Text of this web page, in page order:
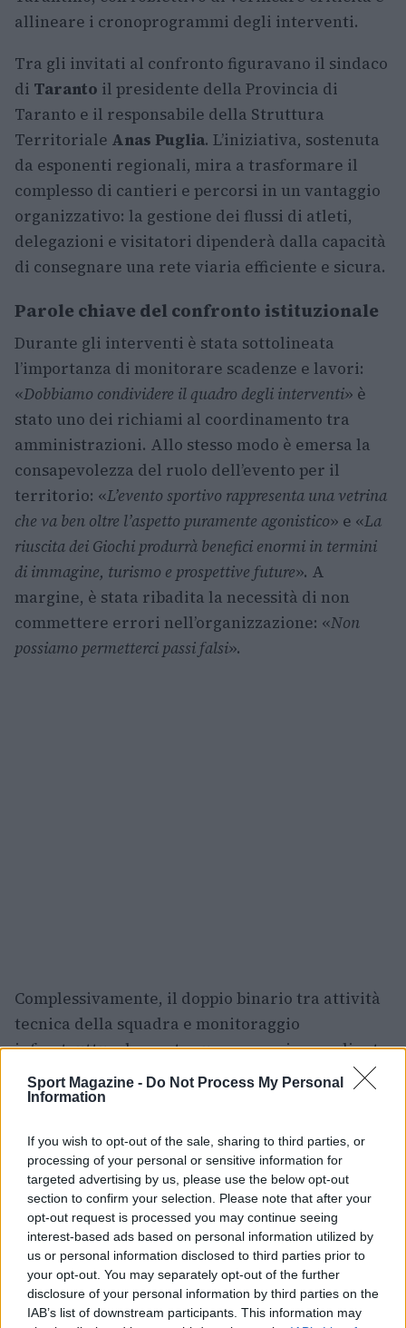
Sport Magazine - Do Not Process My Personal
Information
If you wish to opt-out of the sale, sharing to third parties, or
processing of your personal or sensitive information for
targeted advertising by us, please use the below opt-out
section to confirm your selection. Please note that after your
opt-out request is processed you may continue seeing
interest-based ads based on personal information utilized by
us or personal information disclosed to third parties prior to
your opt-out. You may separately opt-out of the further
disclosure of your personal information by third parties on the
IAB’s list of downstream participants. This information may
allineare i cronoprogrammi degli interventi.
Tra gli invitati al confronto figuravano il sindaco
di Taranto il presidente della Provincia di
Taranto e il responsabile della Struttura
Territoriale Anas Puglia. L’iniziativa, sostenuta
da esponenti regionali, mira a trasformare il
complesso di cantieri e percorsi in un vantaggio
organizzativo: la gestione dei flussi di atleti,
delegazioni e visitatori dipenderà dalla capacità
di consegnare una rete viaria efficiente e sicura.
Parole chiave del confronto istituzionale
Durante gli interventi è stata sottolineata
l’importanza di monitorare scadenze e lavori:
«Dobbiamo condividere il quadro degli interventi» è
stato uno dei richiami al coordinamento tra
amministrazioni. Allo stesso modo è emersa la
consapevolezza del ruolo dell’evento per il
territorio: «L’evento sportivo rappresenta una vetrina
che va ben oltre l’aspetto puramente agonistico» e «La
riuscita dei Giochi produrrà benefici enormi in termini
di immagine, turismo e prospettive future». A
margine, è stata ribadita la necessità di non
commettere errori nell’organizzazione: «Non
possiamo permetterci passi falsi».
Complessivamente, il doppio binario tra attività
tecnica della squadra e monitoraggio
infrastrutturale mostra un approccio coordinato
alla preparazione dei Giochi. Lo stage di
Camigliatello Silano fornirà alla Nazionale B
il tavolo di Bari ha invece la finalità pratica di
garantire che atleti e pubblico possano
raggiungere gli impianti in condizioni adeguate.
Entrambe le attività sono elementi determinanti
per affrontare con serenità e professionalità
l’appuntamento di Taranto.